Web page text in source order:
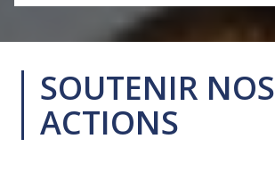
SOUTENIR NOS
ACTIONS